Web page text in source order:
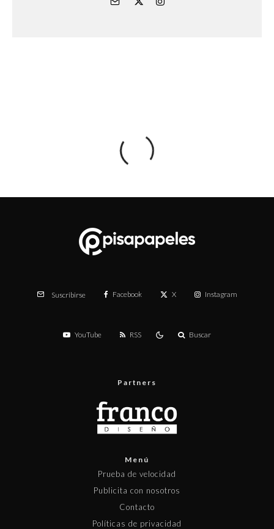
Suscribirse Facebook X Instagram
YouTube RSS Buscar
Partners
Menú
Prueba de velocidad
Publicita con nosotros
Contacto
Políticas de privacidad